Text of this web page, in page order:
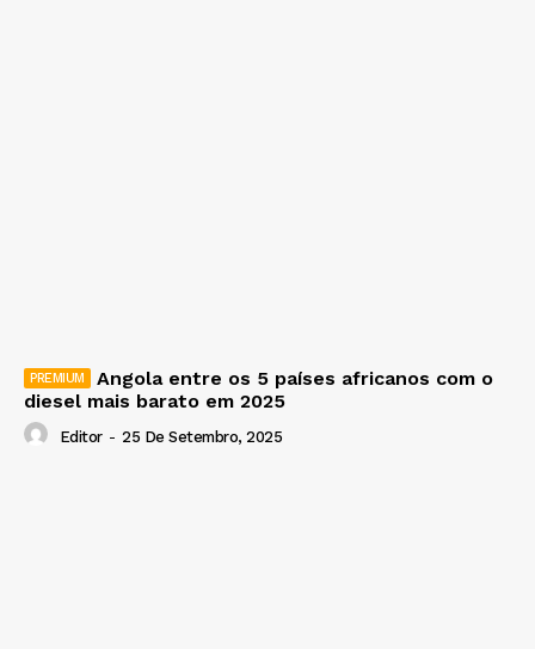
Angola entre os 5 países africanos com o
diesel mais barato em 2025
Editor - 25 De Setembro, 2025